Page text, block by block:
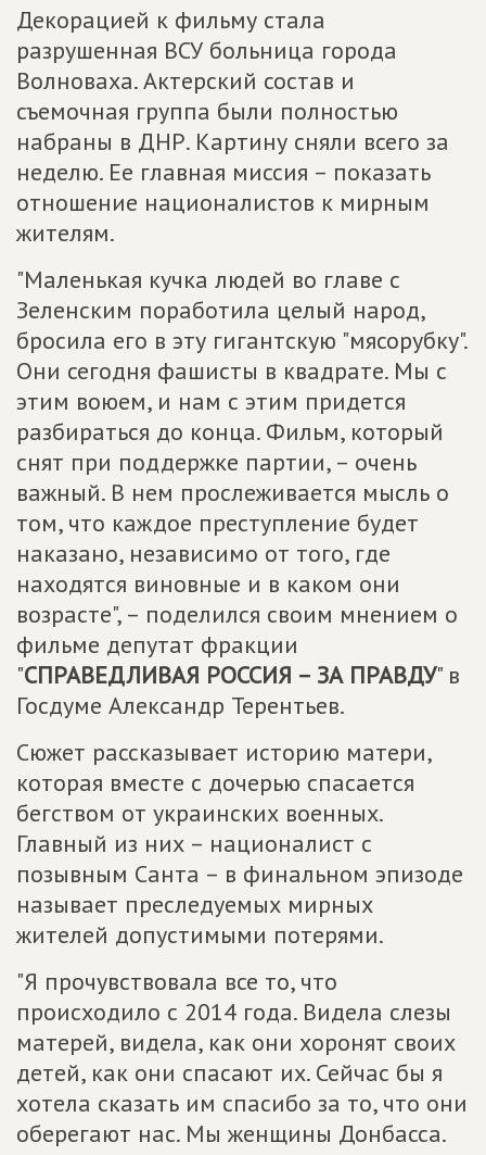
Декорацией к фильму стала
разрушенная ВСУ больница города
Волноваха. Актерский состав и
съемочная группа были полностью
набраны в ДНР. Картину сняли всего за
неделю. Ее главная миссия – показать
отношение националистов к мирным
жителям.
"Маленькая кучка людей во главе с
Зеленским поработила целый народ,
бросила его в эту гигантскую "мясорубку".
Они сегодня фашисты в квадрате. Мы с
этим воюем, и нам с этим придется
разбираться до конца. Фильм, который
снят при поддержке партии, – очень
важный. В нем прослеживается мысль о
том, что каждое преступление будет
наказано, независимо от того, где
находятся виновные и в каком они
возрасте", – поделился своим мнением о
фильме депутат фракции
"СПРАВЕДЛИВАЯ РОССИЯ – ЗА ПРАВДУ" в
Госдуме Александр Терентьев.
Сюжет рассказывает историю матери,
которая вместе с дочерью спасается
бегством от украинских военных.
Главный из них – националист с
позывным Санта – в финальном эпизоде
называет преследуемых мирных
жителей допустимыми потерями.
"Я прочувствовала все то, что
происходило с 2014 года. Видела слезы
матерей, видела, как они хоронят своих
детей, как они спасают их. Сейчас бы я
хотела сказать им спасибо за то, что они
оберегают нас. Мы женщины Донбасса.